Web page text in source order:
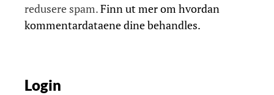
redusere spam.Finn ut mer om hvordan
kommentardataene dine behandles.
Login